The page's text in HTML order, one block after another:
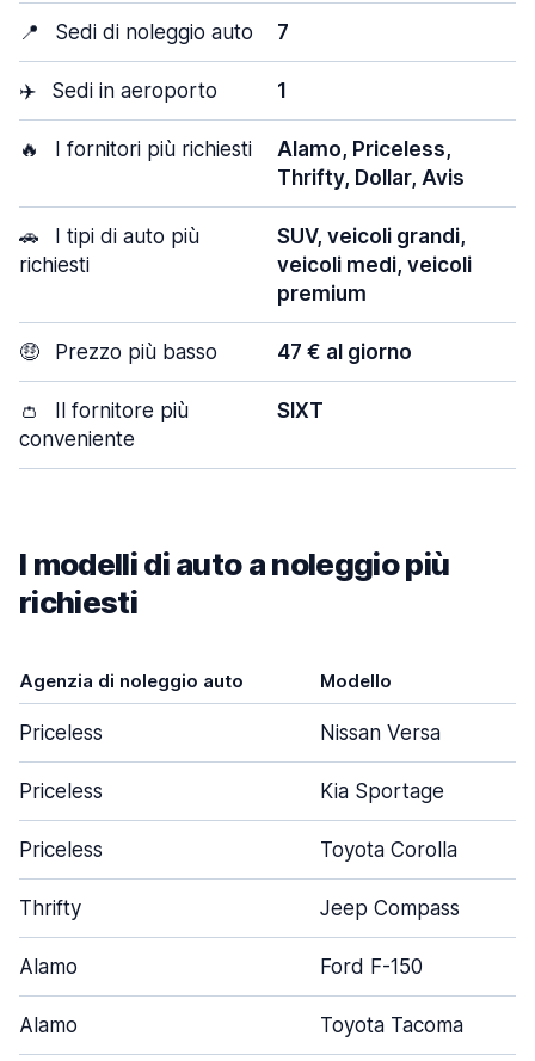
📍 Sedi di noleggio auto 7
✈️ Sedi in aeroporto 1
🔥 I fornitori più richiesti
Alamo, Priceless,
Thrifty, Dollar, Avis
🚗
I tipi di auto più
richiesti
SUV, veicoli grandi,
veicoli medi, veicoli
premium
🤑 Prezzo più basso 47 € al giorno
👛
Il fornitore più
conveniente
SIXT
I modelli di auto a noleggio più
richiesti
Agenzia di noleggio auto Modello
Priceless Nissan Versa
Priceless Kia Sportage
Priceless Toyota Corolla
Thrifty Jeep Compass
Alamo Ford F-150
Alamo Toyota Tacoma